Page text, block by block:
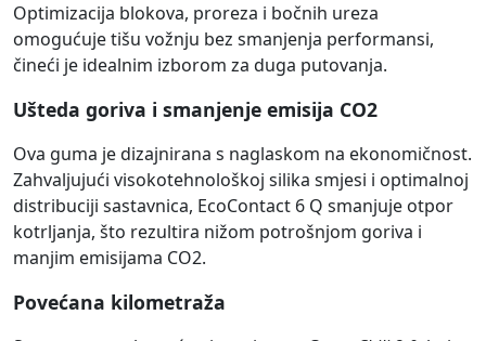
Optimizacija blokova, proreza i bočnih ureza
omogućuje tišu vožnju bez smanjenja performansi,
čineći je idealnim izborom za duga putovanja.
Ušteda goriva i smanjenje emisija CO2
Ova guma je dizajnirana s naglaskom na ekonomičnost.
Zahvaljujući visokotehnološkoj silika smjesi i optimalnoj
distribuciji sastavnica, EcoContact 6 Q smanjuje otpor
kotrljanja, što rezultira nižom potrošnjom goriva i
manjim emisijama CO2.
Povećana kilometraža